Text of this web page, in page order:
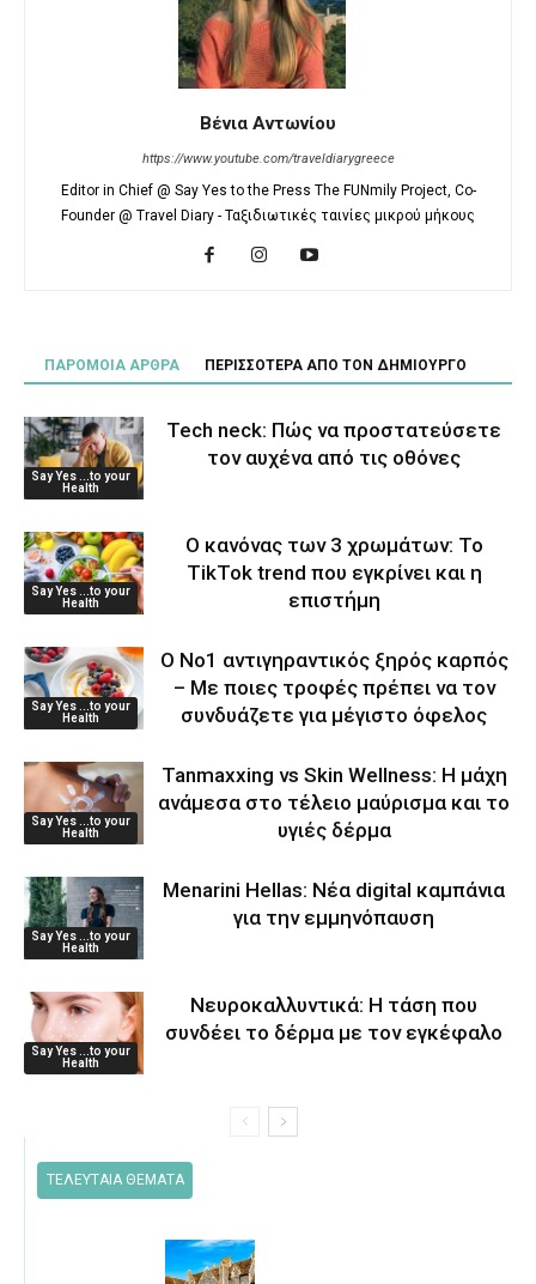
Βένια Αντωνίου
https://www.youtube.com/traveldiarygreece
Editor in Chief @ Say Yes to the Press The FUNmily Project, Co-
Founder @ Travel Diary - Ταξιδιωτικές ταινίες μικρού μήκους
ΠΑΡΟΜΟΙΑ ΑΡΘΡΑ ΠΕΡΙΣΣΟΤΕΡΑ ΑΠΟ ΤΟΝ ΔΗΜΙΟΥΡΓΟ
Say Yes ...to your
Health
Tech neck: Πώς να προστατεύσετε
τον αυχένα από τις οθόνες
Say Yes ...to your
Health
Ο κανόνας των 3 χρωμάτων: Το
TikTok trend που εγκρίνει και η
επιστήμη
Say Yes ...to your
Health
Ο Νο1 αντιγηραντικός ξηρός καρπός
– Με ποιες τροφές πρέπει να τον
συνδυάζετε για μέγιστο όφελος
Say Yes ...to your
Health
Tanmaxxing vs Skin Wellness: Η μάχη
ανάμεσα στο τέλειο μαύρισμα και το
υγιές δέρμα
Say Yes ...to your
Health
Menarini Hellas: Νέα digital καμπάνια
για την εμμηνόπαυση
Say Yes ...to your
Health
Νευροκαλλυντικά: Η τάση που
συνδέει το δέρμα με τον εγκέφαλο
ΤΕΛΕΥΤΑΙΑ ΘΕΜΑΤΑ